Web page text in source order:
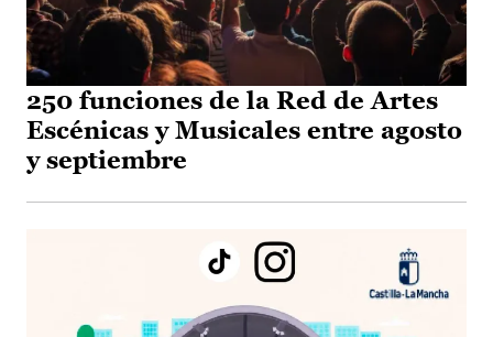
250 funciones de la Red de Artes
Escénicas y Musicales entre agosto
y septiembre